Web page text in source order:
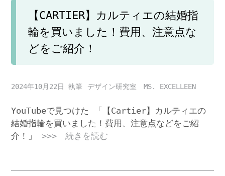
【CARTIER】カルティエの結婚指
輪を買いました！費用、注意点な
どをご紹介！
2024年10月22日 デザイン研究室 MS. EXCELLEEN
YouTubeで見つけた 「【Cartier】カルティエの
結婚指輪を買いました！費用、注意点などをご紹
介！」 >>> 続きを読む